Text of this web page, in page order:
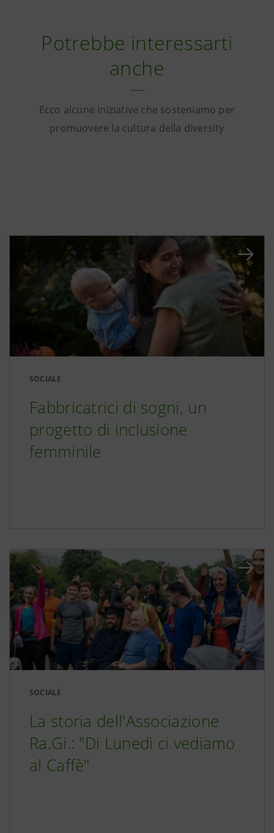
Potrebbe interessarti
anche
Ecco alcune iniziative che sosteniamo per
promuovere la cultura della diversity
SOCIALE
Fabbricatrici di sogni, un
progetto di inclusione
femminile
SOCIALE
La storia dell'Associazione
Ra.Gi.: "Di Lunedì ci vediamo
al Caffè"